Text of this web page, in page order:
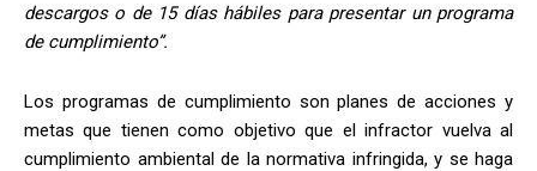
descargos o de 15 días hábiles para presentar un programa
de cumplimiento”.
Los programas de cumplimiento son planes de acciones y
metas que tienen como objetivo que el infractor vuelva al
cumplimiento ambiental de la normativa infringida, y se haga